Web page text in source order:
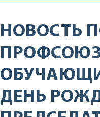
НОВОСТЬ
ДЕНЬ